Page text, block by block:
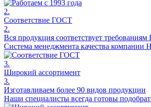
2.
Соответствие ГОСТ
2.
Вся продукция соответствует
Система менеджмента качества
3.
Широкий ассортимент
3.
Изготавливаем более 90 видов продукции
Наши специалисты всегда готовы